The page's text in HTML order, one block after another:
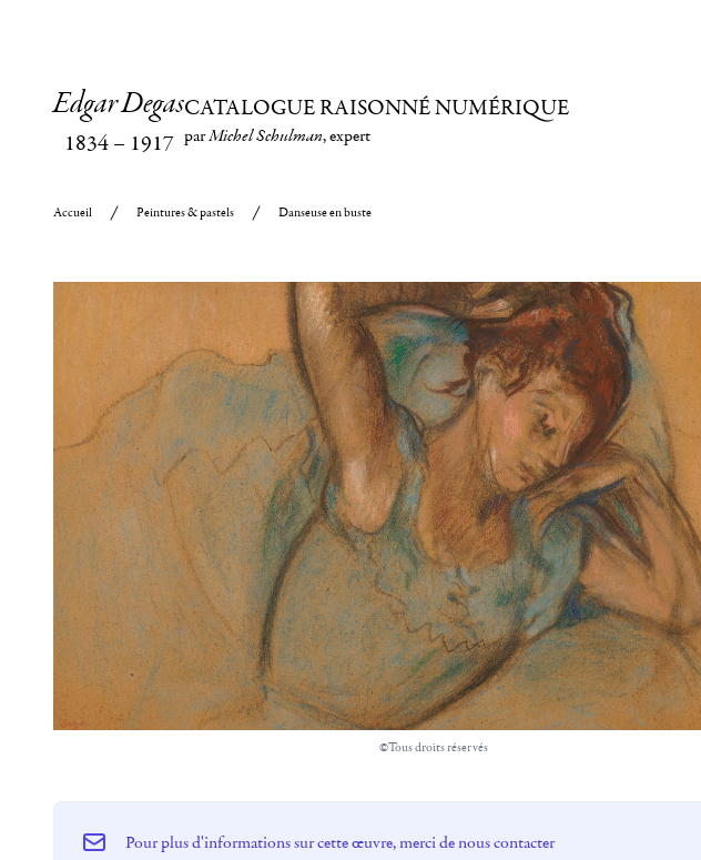
Edgar Degas
1834– 1917
CATALOGUE RAISONNÉ NUMÉRIQUE
parMichel Schulman, expert
Accueil Peintures & pastels Danseuse en buste
©Tous droits réservés
Pour plus d'informations sur cette œuvre, merci de nous contacter